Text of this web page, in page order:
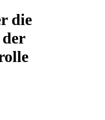
die